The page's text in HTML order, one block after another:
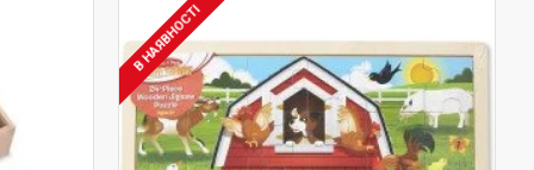
Не тиснути на малюків, брати активну участь в іграх,
скільки хочуть, поєднуючи коїться з іншими видами
В НАЯВНОСТІ